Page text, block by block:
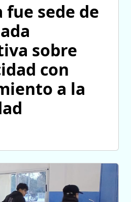
fue sede de
sobre
con
a la